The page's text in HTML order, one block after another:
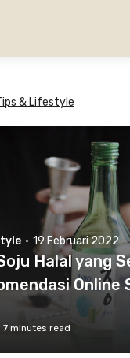
& Lifestyle
· 19 Februari 2022
Halal yang
Online
7 minutes read